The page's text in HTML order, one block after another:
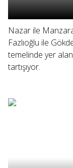
Nazar ile
Fazlıoğlu ile
temelinde yer
tartışıyor.